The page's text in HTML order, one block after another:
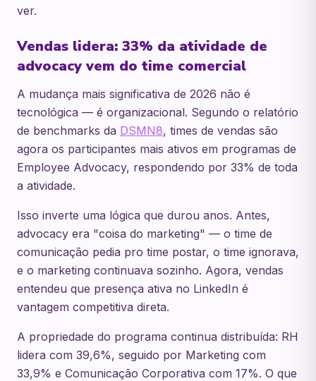
ver.
Vendas lidera: 33% da atividade de
advocacy vem do time comercial
A mudança mais significativa de 2026 não é
tecnológica — é organizacional. Segundo o relatório
de benchmarks da DSMN8, times de vendas são
agora os participantes mais ativos em programas de
Employee Advocacy, respondendo por 33% de toda
a atividade.
Isso inverte uma lógica que durou anos. Antes,
advocacy era "coisa do marketing" — o time de
comunicação pedia pro time postar, o time ignorava,
e o marketing continuava sozinho. Agora, vendas
entendeu que presença ativa no LinkedIn é
vantagem competitiva direta.
A propriedade do programa continua distribuída: RH
lidera com 39,6%, seguido por Marketing com
33,9% e Comunicação Corporativa com 17%. O que